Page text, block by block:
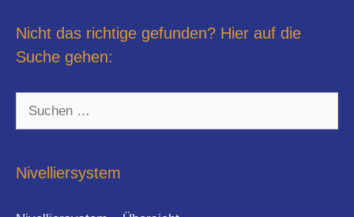
Nicht das richtige gefunden? Hier auf die
Suche gehen:
Suchen
Nivelliersystem